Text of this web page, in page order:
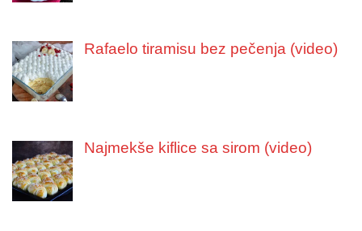
Rafaelo tiramisu bez pečenja (video)
Najmekše kiflice sa sirom (video)